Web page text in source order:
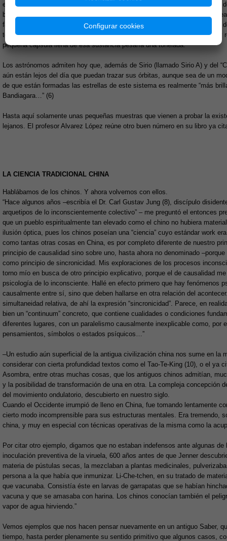
en Montpellier– no son más precisos. En 1862, Clark descubrió un satélite
bautizó con el nombre de “Compañero”, pero aun cuando éste se
favorable para nosotros, no es posible contemplarlo más que con la ayuda
telescopio. La densidad del Compañero se ha calculado hace unos años,
pequeña cápsula llena de esa sustancia pesaría una tonelada.
Los astrónomos admiten hoy que, además de Sirio (llamado Sirio A) y del
aún están lejos del día que puedan trazar sus órbitas, aunque sea de un
de que están formadas las estrellas de este sistema es realmente “más
Bandiagara…” (6)
Hasta aquí solamente unas pequeñas muestras que vienen a probar la
lejanos. El profesor Alvarez López reúne otro buen número en su libro ya
LA CIENCIA TRADICIONAL CHINA
Hablábamos de los chinos. Y ahora volvemos con ellos.
“Hace algunos años –escribía el Dr. Carl Gustav Jung (8), discípulo
arquetipos de lo inconscientemente colectivo” – me preguntó el entonces
que un pueblo espiritualmente tan elevado como el chino no hubiera
ilusión óptica, pues los chinos poseían una “ciencia” cuyo estándar work
como tantas otras cosas en China, es por completo diferente de nuestro
principio de causalidad sino sobre uno, hasta ahora no denominado
como principio de sincronicidad. Mis exploraciones de los procesos
torno mío en busca de otro principio explicativo, porque el de causalidad
psicología de lo inconsciente. Hallé en efecto primero que hay fenómenos
causalmente entre sí, sino que deben hallarse en otra relación del
simultaneidad relativa, de ahí la expresión “sincronicidad”. Parece, en
bien un “continuum” concreto, que contiene cualidades o condiciones
diferentes lugares, con un paralelismo causalmente inexplicable como,
pensamientos, símbolos o estados psíquicos…”
–Un estudio aún superficial de la antigua civilización china nos sume en la
considerar con cierta profundidad textos como el Tao-Te-King (10), o el ya
Asombra, entre otras muchas cosas, que los antiguos chinos admitían,
y la posibilidad de transformación de una en otra. La compleja concepción
del movimiento ondulatorio, descubierto en nuestro siglo.
Cuando el Occidente irrumpió de lleno en China, fue tomando lentamente
cierto modo incomprensible para sus estructuras mentales. Era tremendo,
china, y muy en especial con técnicas operativas de la misma como la
Por citar otro ejemplo, digamos que no estaban indefensos ante algunas
inoculación preventiva de la viruela, 600 años antes de que Jenner
materia de pústulas secas, la mezclaban a plantas medicinales,
persona a la que había que inmunizar. Li-Che-tchen, en su tratado de
que vacunaba. Consistía éste en larvas de garrapatas que se habían
vacuna y que se amasaba con harina. Los chinos conocían también el
vapor de agua hirviendo.”
Vemos ejemplos que nos hacen pensar nuevamente en un antiguo Saber,
tiempo, hasta perder plenamente su sentido primitivo que algunos casos,
Configurar cookies